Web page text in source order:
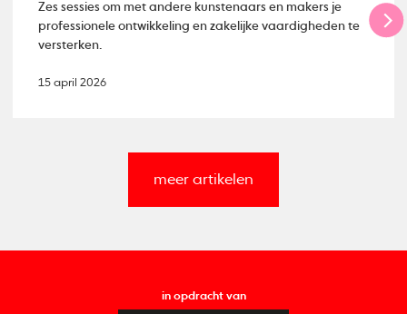
Zes sessies om met andere kunstenaars en makers je
professionele ontwikkeling en zakelijke vaardigheden te
versterken.
15 april 2026
meer artikelen
in opdracht van